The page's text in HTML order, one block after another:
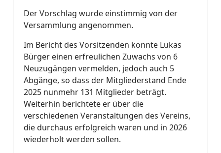
Der Vorschlag wurde einstimmig von der
Versammlung angenommen.
Im Bericht des Vorsitzenden konnte Lukas
Bürger einen erfreulichen Zuwachs von 6
Neuzugängen vermelden, jedoch auch 5
Abgänge, so dass der Mitgliederstand Ende
2025 nunmehr 131 Mitglieder beträgt.
Weiterhin berichtete er über die
verschiedenen Veranstaltungen des Vereins,
die durchaus erfolgreich waren und in 2026
wiederholt werden sollen.